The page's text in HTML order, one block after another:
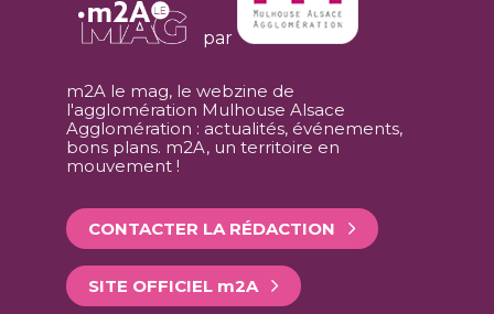
par
m2A le mag, le webzine de
l'agglomération Mulhouse Alsace
Agglomération : actualités, événements,
bons plans. m2A, un territoire en
mouvement !
CONTACTER LA RÉDACTION
SITE OFFICIEL m2A